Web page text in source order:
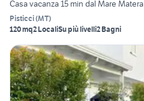
Casa vacanza 15 min dal Mare Matera
Pisticci(MT)
120 mq2 LocaliSu più livelli2 Bagni